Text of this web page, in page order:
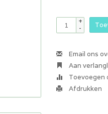
+
-
Email ons
Aan
Toevoegen
Afdrukken